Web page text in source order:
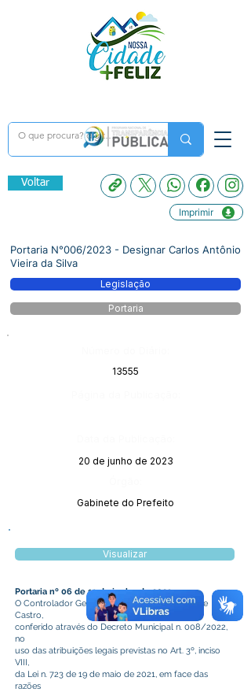
Voltar
Imprimir
Portaria N°006/2023 - Designar Carlos Antônio
Vieira da Silva
Legislação
Portaria
13555
20 de junho de 2023
Gabinete do Prefeito
Visualizar
Portaria nº 06 de 19 de junho de 2023.
O Controlador Geral do Município de Plácido de
Castro,
conferido através do Decreto Municipal n. 008/2022,
no
uso das atribuições legais previstas no Art. 3º, inciso
VIII,
da Lei n. 723 de 19 de maio de 2021, em face das
razões